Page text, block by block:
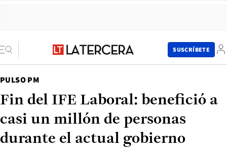
SUSCRÍBETE
PULSO PM
Fin del IFE Laboral: benefició a
casi un millón de personas
durante el actual gobierno